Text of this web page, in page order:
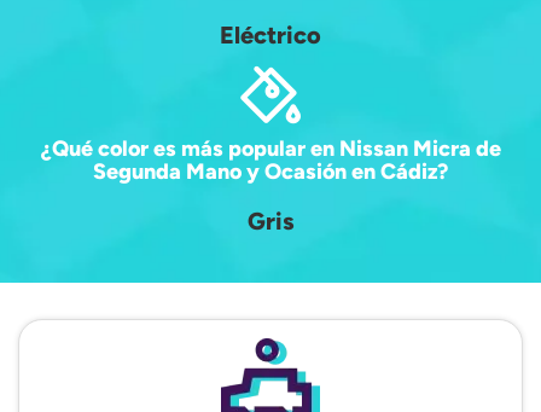
Eléctrico
¿Qué color es más popular en Nissan Micra de
Segunda Mano y Ocasión en Cádiz?
Gris